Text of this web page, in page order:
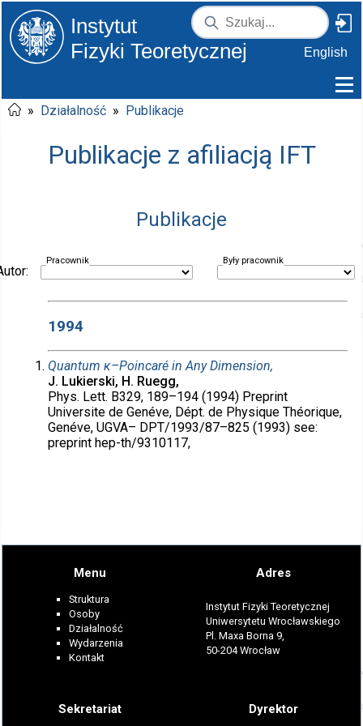
Instytut
Fizyki Teoretycznej
English
» Działalność » Publikacje
Publikacje z afiliacją IFT
Publikacje
Pracownik Były pracownik
1994
Quantum κ–Poincaré in Any Dimension,
J. Lukierski, H. Ruegg,
Phys. Lett. B329, 189–194 (1994) Preprint
Universite de Genéve, Dépt. de Physique Théorique,
Genéve, UGVA– DPT/1993/87–825 (1993) see:
preprint hep-th/9310117,
Menu
Struktura
Osoby
Działalność
Wydarzenia
Kontakt
Adres
Instytut Fizyki Teoretycznej
Uniwersytetu Wrocławskiego
Pl. Maxa Borna 9,
50-204 Wrocław
Sekretariat Dyrektor